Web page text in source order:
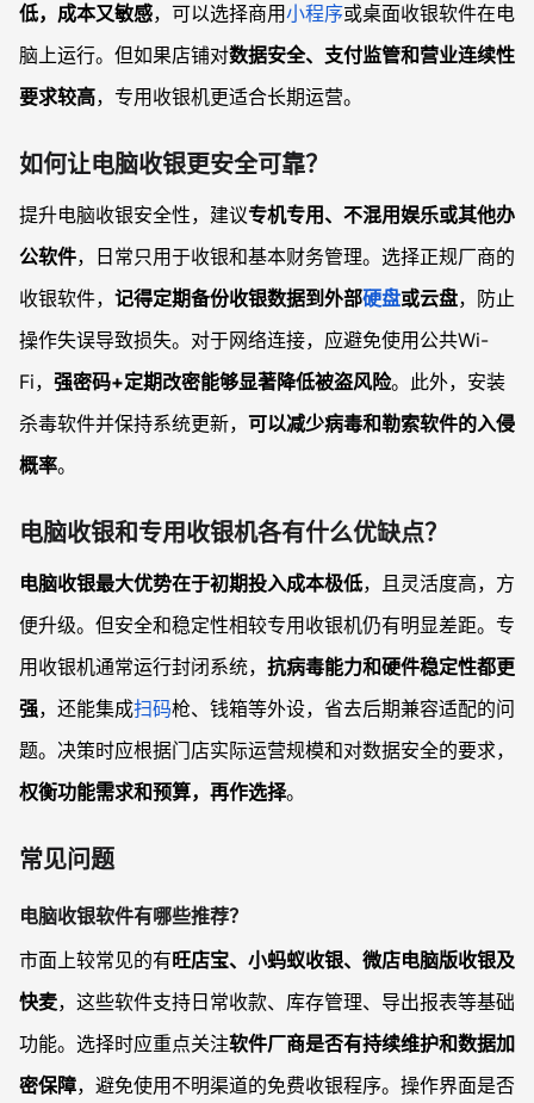
低，成本又敏感，可以选择商用小程序或桌面收银软件在电
脑上运行。但如果店铺对数据安全、支付监管和营业连续性
要求较高，专用收银机更适合长期运营。
如何让电脑收银更安全可靠？
提升电脑收银安全性，建议专机专用、不混用娱乐或其他办
公软件，日常只用于收银和基本财务管理。选择正规厂商的
收银软件， 记得定期备份收银数据到外部硬盘或云盘，防止
操作失误导致损失。对于网络连接，应避免使用公共Wi-
Fi， 强密码+定期改密能够显著降低被盗风险。此外，安装
杀毒软件并保持系统更新， 可以减少病毒和勒索软件的入侵
概率。
电脑收银和专用收银机各有什么优缺点？
电脑收银最大优势在于初期投入成本极低，且灵活度高，方
便升级。但安全和稳定性相较专用收银机仍有明显差距。专
用收银机通常运行封闭系统， 抗病毒能力和硬件稳定性都更
强，还能集成扫码枪、钱箱等外设，省去后期兼容适配的问
题。决策时应根据门店实际运营规模和对数据安全的要求，
权衡功能需求和预算，再作选择。
常见问题
电脑收银软件有哪些推荐？
市面上较常见的有旺店宝、小蚂蚁收银、微店电脑版收银及
快麦，这些软件支持日常收款、库存管理、导出报表等基础
功能。选择时应重点关注软件厂商是否有持续维护和数据加
密保障，避免使用不明渠道的免费收银程序。操作界面是否